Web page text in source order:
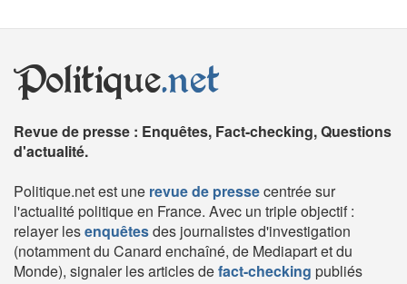
Politique.net
Revue de presse : Enquêtes, Fact-checking, Questions
d'actualité.
Politique.net est une revue de pressecentrée sur
l'actualité politique en France. Avec un triple objectif :
relayer lesenquêtesdes journalistes d'investigation
(notamment du Canard enchaîné, de Mediapart et du
Monde), signaler les articles defact-checking publiés